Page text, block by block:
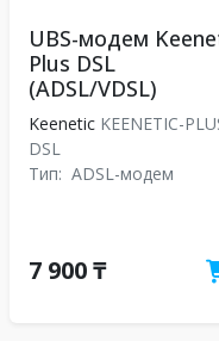
UBS-модем
Plus DSL
(ADSL/VDSL)
Keenetic KEENETIC-
DSL
Тип: ADSL-модем
7 900 ₸